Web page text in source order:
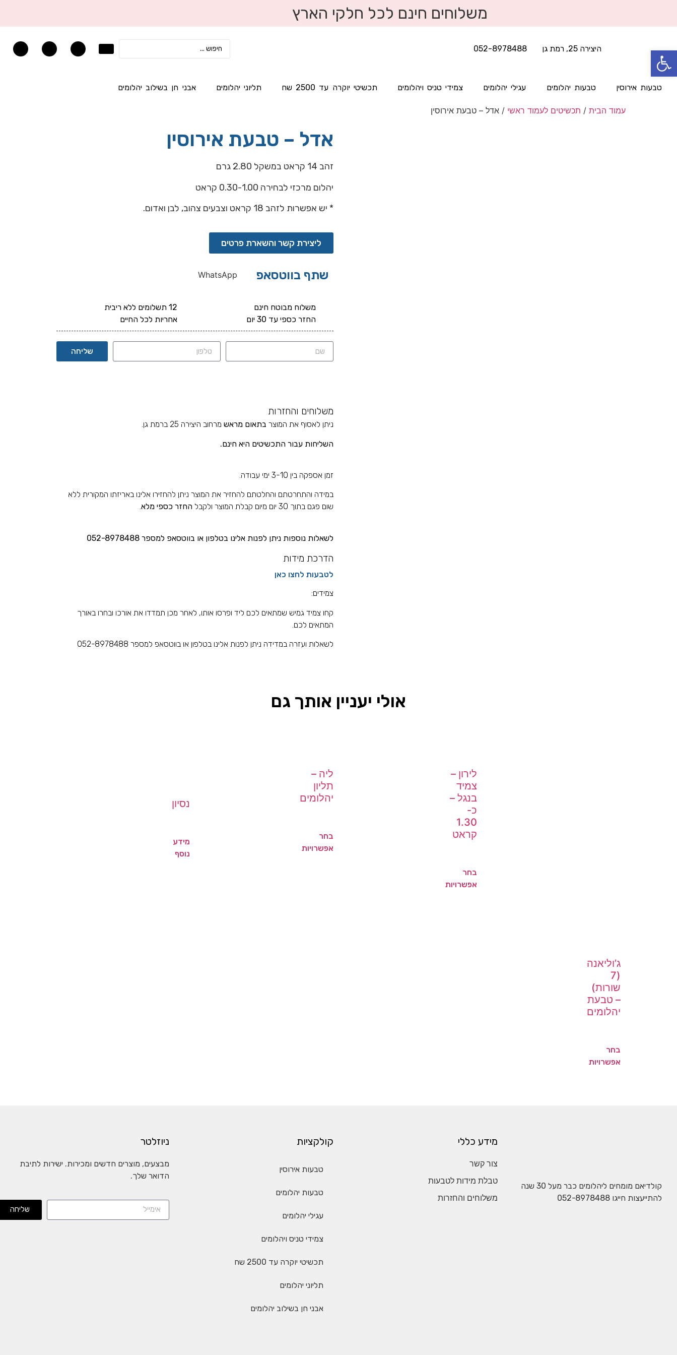
משלוחים חינם לכל חלקי הארץ
היצירה 25, רמת גן 052-8978488
טבעות אירוסין טבעות יהלומים עגילי יהלומים צמידי טניס ויהלומים תכשיטי יוקרה עד 2500 שח תליוני יהלומים אבני חן בשילוב יהלומים
עמוד הבית / תכשיטים לעמוד ראשי / אדל – טבעת אירוסין
אדל – טבעת אירוסין
זהב 14 קראט במשקל 2.80 גרם
יהלום מרכזי לבחירה 0.30-1.00 קראט
* יש אפשרות לזהב 18 קראט וצבעים צהוב, לבן ואדום.
ליצירת קשר והשארת פרטים
שתף בווטסאפ WhatsApp
משלוח מבוטח חינם
החזר כספי עד 30 יום
12 תשלומים ללא ריבית
אחריות לכל החיים
שליחה
משלוחים והחזרות
ניתן לאסוף את המוצר בתאום מראש מרחוב היצירה 25 ברמת גן.
השליחות עבור התכשיטים היא חינם.
זמן אספקה בין 3-10 ימי עבודה.
במידה והתחרטתם והחלטתם להחזיר את המוצר ניתן להחזירו אלינו באריזתו המקורית ללא
שום פגם בתוך 30 יום מיום קבלת המוצר ולקבל
החזר כספי מלא.
לשאלות נוספות ניתן לפנות אלינו בטלפון או בווטסאפ למספר 052-8978488
הדרכת מידות
לטבעות לחצו כאן
צמידים:
קחו צמיד גמיש שמתאים לכם ליד ופרסו אותו, לאחר מכן תמדדו את אורכו ובחרו באורך
המתאים לכם.
לשאלות ועזרה במדידה ניתן לפנות אלינו בטלפון או בווטסאפ למספר 052-8978488
אולי יעניין אותך גם
לירון –
צמיד
בנגל –
כ-
1.30
קראט
בחר
אפשרויות
ליה –
תליון
יהלומים
בחר
אפשרויות
נסיון
מידע
נוסף
ג’וליאנה
(7
שורות)
– טבעת
יהלומים
בחר
אפשרויות
קולדיאם מומחים ליהלומים כבר מעל 30 שנה
להתייעצות חייגו 052-8978488
מידע כללי
צור קשר
טבלת מידות לטבעות
משלוחים והחזרות
קולקציות
טבעות אירוסין
טבעות יהלומים
עגילי יהלומים
צמידי טניס ויהלומים
תכשיטי יוקרה עד 2500 שח
תליוני יהלומים
אבני חן בשילוב יהלומים
ניוזלטר
מבצעים, מוצרים חדשים ומכירות. ישירות לתיבת
הדואר שלך.
שליחה
פתח סרגל נגישות